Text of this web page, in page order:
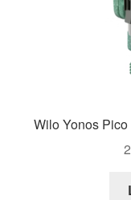
Wilo Yonos